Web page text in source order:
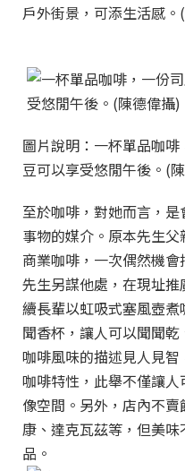
戶外街景，可添生活感
圖片說明：一杯單品咖
豆可以享受悠閒午後。(
至於咖啡，對她而言，
事物的媒介。原本先生
商業咖啡，一次偶然機
先生另謀他處，在現址
續長輩以虹吸式塞風壺
聞香杯，讓人可以聞聞
咖啡風味的描述見人見
咖啡特性，此舉不僅讓
像空間。另外，店內不
康、達克瓦茲等，但美
品。